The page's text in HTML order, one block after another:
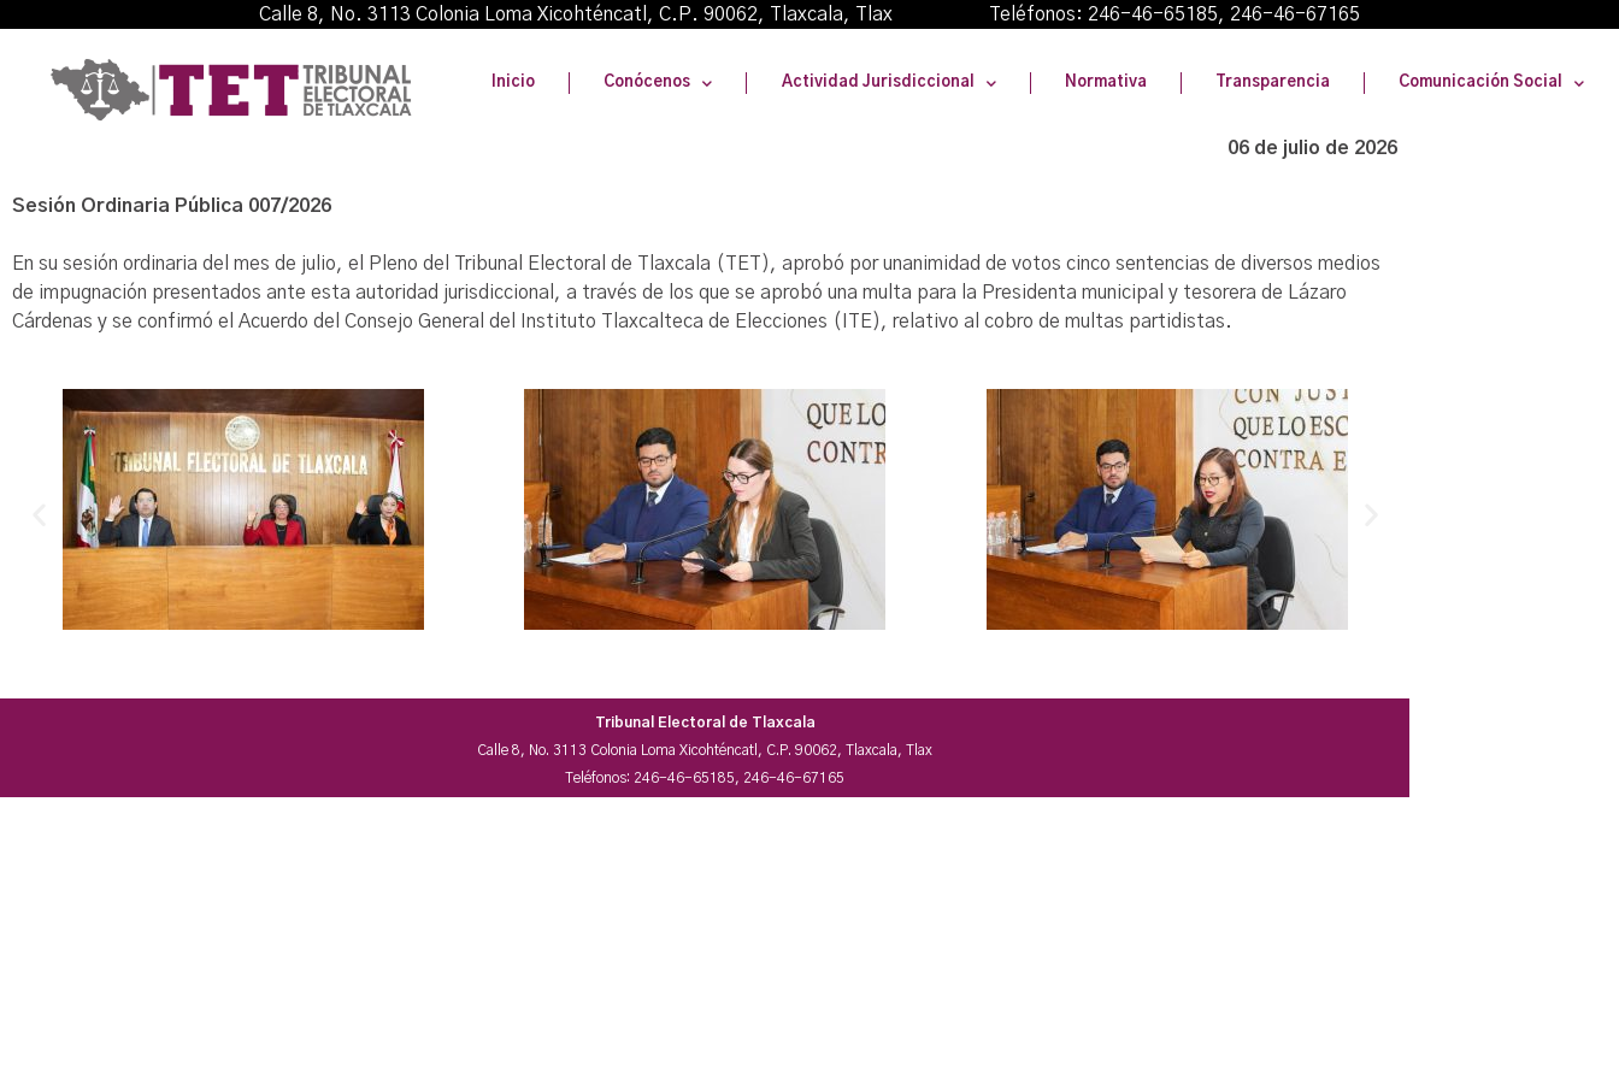
Calle 8, No. 3113 Colonia Loma Xicohténcatl, C.P. 90062, Tlaxcala, Tlax Teléfonos: 246-46-65185, 246-46-67165
Inicio Conócenos Actividad Jurisdiccional Normativa Transparencia Comunicación Social
06 de julio de 2026
Sesión Ordinaria Pública 007/2026
En su sesión ordinaria del mes de julio, el Pleno del Tribunal Electoral de Tlaxcala (TET), aprobó por unanimidad de votos cinco sentencias de diversos medios
de impugnación presentados ante esta autoridad jurisdiccional, a través de los que se aprobó una multa para la Presidenta municipal y tesorera de Lázaro
Cárdenas y se confirmó el Acuerdo del Consejo General del Instituto Tlaxcalteca de Elecciones (ITE), relativo al cobro de multas partidistas.
Tribunal Electoral de Tlaxcala
Calle 8, No. 3113 Colonia Loma Xicohténcatl, C.P. 90062, Tlaxcala, Tlax
Teléfonos: 246-46-65185, 246-46-67165